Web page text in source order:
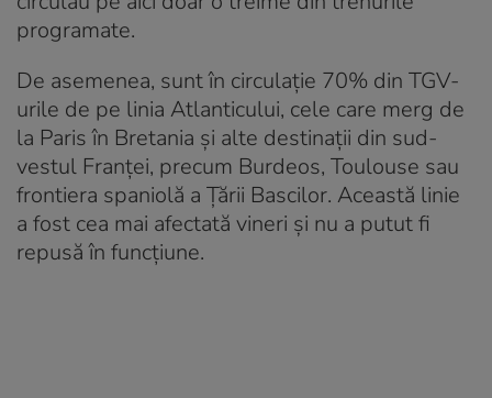
programate.
De asemenea, sunt în circulaţie 70% din TGV-
urile de pe linia Atlanticului, cele care merg de
la Paris în Bretania şi alte destinaţii din sud-
vestul Franţei, precum Burdeos, Toulouse sau
frontiera spaniolă a Ţării Bascilor. Această linie
a fost cea mai afectată vineri şi nu a putut fi
repusă în funcţiune.